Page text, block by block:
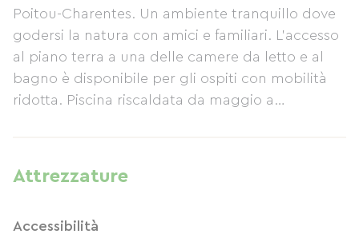
Poitou-Charentes. Un ambiente tranquillo dove
godersi la natura con amici e familiari. L'accesso
al piano terra a una delle camere da letto e al
bagno è disponibile per gli ospiti con mobilità
ridotta. Piscina riscaldata da maggio a
Attrezzature
Accessibilità